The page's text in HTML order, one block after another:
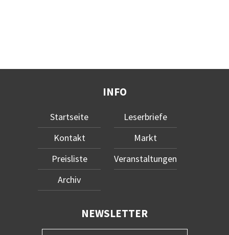
INFO
Startseite
Kontakt
Preisliste
Archiv
Leserbriefe
Markt
Veranstaltungen
NEWSLETTER